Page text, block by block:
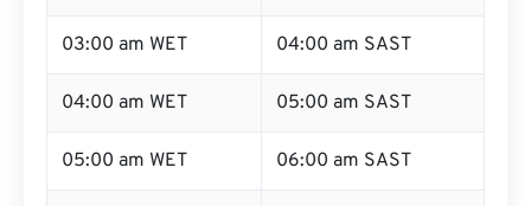
03:00 am WET 04:00 am SAST
04:00 am WET 05:00 am SAST
05:00 am WET 06:00 am SAST